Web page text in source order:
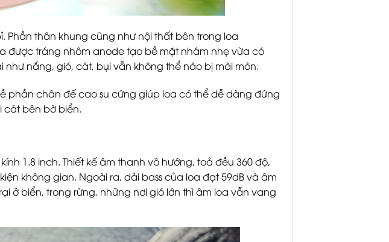
Phần thân khung cũng như nội thất bên trong loa
được tráng nhôm anode tạo bề mặt nhám nhẹ vừa có
nắng, gió, cát, bụi vẫn không thể nào bị mài mòn.
phần chân đế cao su cứng giúp loa có thể dễ dàng đứng
cát bên bờ biển.
1.8 inch. Thiết kế âm thanh vô hướng, toả đều 360 độ,
không gian. Ngoài ra, dải bass của loa đạt 59dB và âm
ở biển, trong rừng, những nơi gió lớn thì âm loa vẫn vang